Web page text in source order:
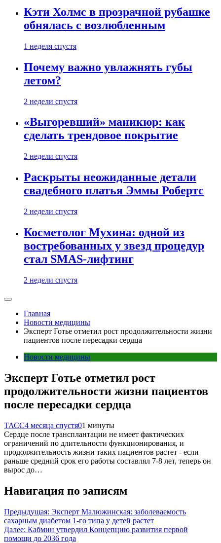
Кэти Холмс в прозрачной рубашке
обнялась с возлюбленным
1 неделя спустя
Почему важно увлажнять губы
летом?
2 недели спустя
«Выгоревший» маникюр: как
сделать трендовое покрытие
2 недели спустя
Раскрыты неожиданные детали
свадебного платья Эммы Робертс
2 недели спустя
Косметолог Мухина: одной из
востребованных у звезд процедур
стал SMAS-лифтинг
2 недели спустя
Главная
Новости медицины
Эксперт Готье отметил рост продолжительности жизни
пациентов после пересадки сердца
Новости медицины
Эксперт Готье отметил рост
продолжительности жизни пациентов
после пересадки сердца
ТАСС4 месяца спустя01 минуты
Сердце после трансплантации не имеет фактических
ограничений по длительности функционирования, и
продолжительность жизни таких пациентов растет - если
раньше средний срок его работы составлял 7-8 лет, теперь он
вырос до…
Навигация по записям
Предыдущая: Эксперт Малюжинская: заболеваемость
сахарным диабетом 1-го типа у детей растет
Далее: Кабмин утвердил Концепцию развития первой
помощи до 2036 года